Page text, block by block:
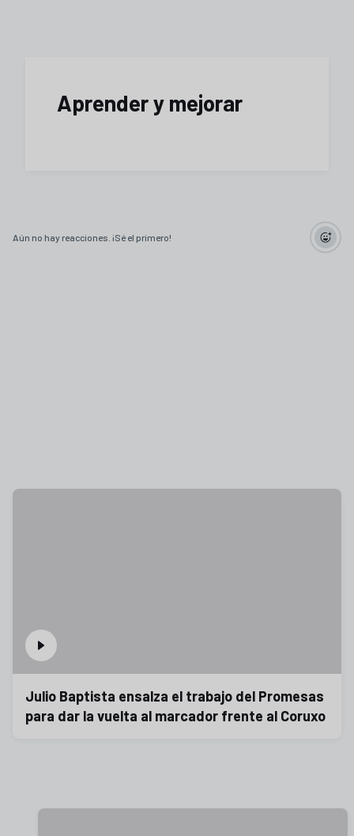
Aprender y mejorar
Aún no hay reacciones. ¡Sé el primero!
Julio Baptista ensalza el trabajo del Promesas
para dar la vuelta al marcador frente al Coruxo